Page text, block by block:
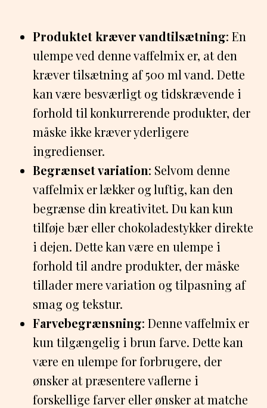
Produktet kræver vandtilsætning: En
ulempe ved denne vaffelmix er, at den
kræver tilsætning af 500 ml vand. Dette
kan være besværligt og tidskrævende i
forhold til konkurrerende produkter, der
måske ikke kræver yderligere
ingredienser.
Begrænset variation: Selvom denne
vaffelmix er lækker og luftig, kan den
begrænse din kreativitet. Du kan kun
tilføje bær eller chokoladestykker direkte
i dejen. Dette kan være en ulempe i
forhold til andre produkter, der måske
tillader mere variation og tilpasning af
smag og tekstur.
Farvebegrænsning: Denne vaffelmix er
kun tilgængelig i brun farve. Dette kan
være en ulempe for forbrugere, der
ønsker at præsentere vaflerne i
forskellige farver eller ønsker at matche